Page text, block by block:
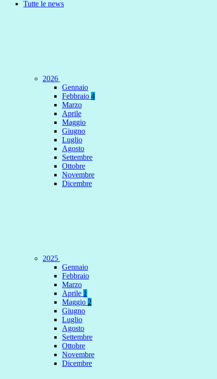
Tutte le news
2026
Gennaio
Febbraio 4
Marzo
Aprile
Maggio
Giugno
Luglio
Agosto
Settembre
Ottobre
Novembre
Dicembre
2025
Gennaio
Febbraio
Marzo
Aprile 1
Maggio 2
Giugno
Luglio
Agosto
Settembre
Ottobre
Novembre
Dicembre